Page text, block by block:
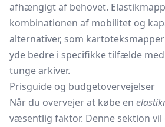
afhængigt af behovet.
kombinationen af mobilitet og
alternativer, som
yde bedre i specifikke tilfælde
tunge arkiver.
Prisguide og budgetovervejelser
Når du overvejer at købe en
væsentlig faktor. Denne sektion